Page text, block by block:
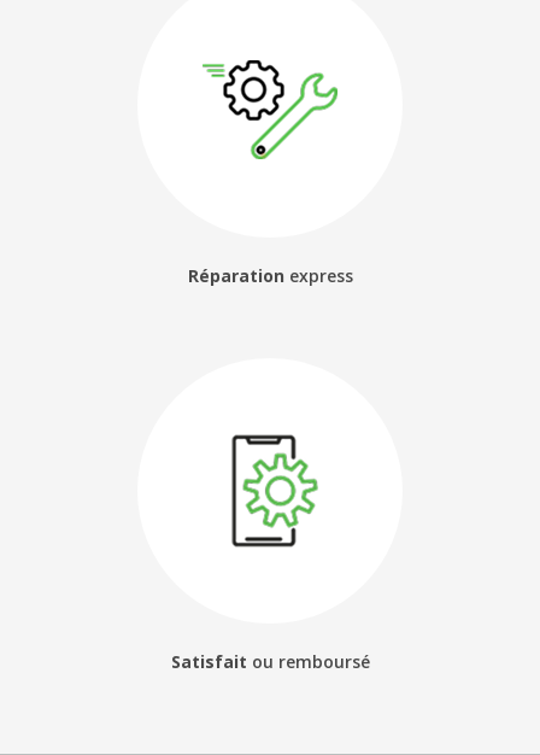
Réparation express
Satisfait ou remboursé